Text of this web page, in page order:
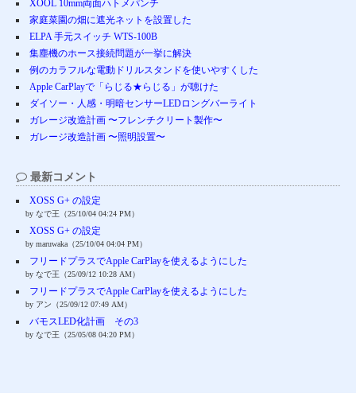
XOOL 10mm両面ハトメパンチ
家庭菜園の畑に遮光ネットを設置した
ELPA 手元スイッチ WTS-100B
集塵機のホース接続問題が一挙に解決
例のカラフルな電動ドリルスタンドを使いやすくした
Apple CarPlayで「らじる★らじる」が聴けた
ダイソー・人感・明暗センサーLEDロングバーライト
ガレージ改造計画 〜フレンチクリート製作〜
ガレージ改造計画 〜照明設置〜
最新コメント
XOSS G+ の設定
by なで王（25/10/04 04:24 PM）
XOSS G+ の設定
by maruwaka（25/10/04 04:04 PM）
フリードプラスでApple CarPlayを使えるようにした
by なで王（25/09/12 10:28 AM）
フリードプラスでApple CarPlayを使えるようにした
by アン（25/09/12 07:49 AM）
バモスLED化計画 その3
by なで王（25/05/08 04:20 PM）